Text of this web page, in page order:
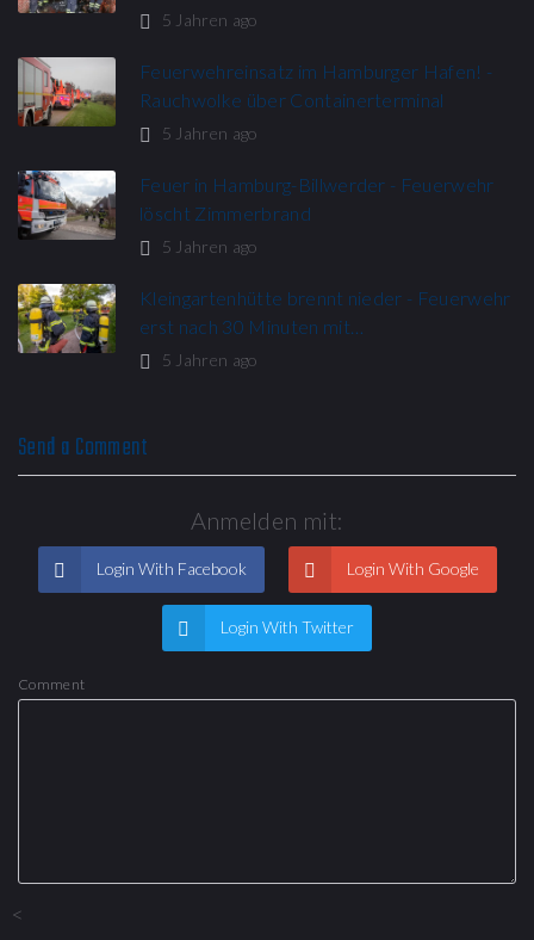
5 Jahren ago
Feuerwehreinsatz im Hamburger Hafen! -
Rauchwolke über Containerterminal
5 Jahren ago
Feuer in Hamburg-Billwerder - Feuerwehr
löscht Zimmerbrand
5 Jahren ago
Kleingartenhütte brennt nieder - Feuerwehr
erst nach 30 Minuten mit…
5 Jahren ago
Send a Comment
Anmelden mit:
Login With Facebook Login With Google
Login With Twitter
Comment
<